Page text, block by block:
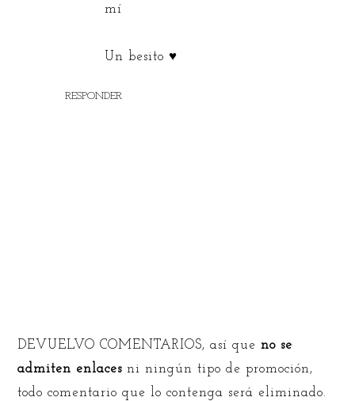
mí
Un besito ♥
RESPONDER
DEVUELVO COMENTARIOS, así queno se
admiten enlaces ni ningún tipo de promoción,
todo comentario que lo contenga será eliminado.